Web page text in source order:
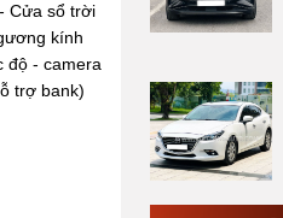
Cửa sổ trời
kính
độ - camera
trợ bank)